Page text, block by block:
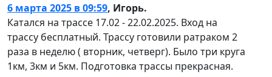
6 марта 2025 в 09:59, Игорь.
Катался на трассе 17.02 - 22.02.2025. Вход на
трассу бесплатный. Трассу готовили ратраком 2
раза в неделю ( вторник, четверг). Было три круга
1км, 3км и 5км. Подготовка трассы прекрасная.